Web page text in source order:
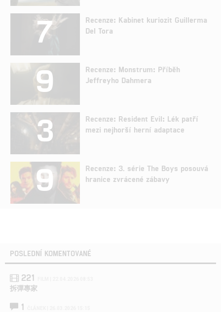
7
Recenze: Kabinet kuriozit Guillerma
Del Tora
9
Recenze: Monstrum: Příběh
Jeffreyho Dahmera
3
Recenze: Resident Evil: Lék patří
mezi nejhorší herní adaptace
9
Recenze: 3. série The Boys posouvá
hranice zvrácené zábavy
POSLEDNÍ KOMENTOVANÉ
221
拆彈專家
1